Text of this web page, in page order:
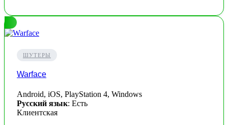
ШУТЕРЫ
Warface
Android, iOS, PlayStation 4, Windows
Русский язык: Есть
Клиентская